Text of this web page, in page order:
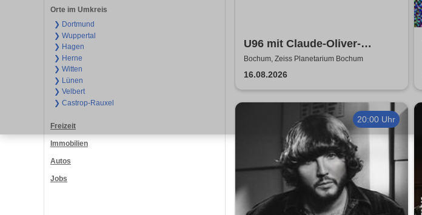
Orte im Umkreis
❯ Dortmund
❯ Wuppertal
❯ Hagen
❯ Herne
❯ Witten
❯ Lünen
❯ Velbert
❯ Castrop-Rauxel
Freizeit
Immobilien
Autos
Jobs
U96 mit Claude-Oliver-
Rudolph - 20.000 Meilen unter
dem Meer | Zeiss Planetarium
Bochum
Bochum, Zeiss Planetarium Bochum
16.08.2026
20:00 Uhr